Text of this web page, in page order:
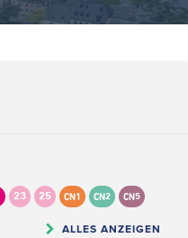
23 25 CN1 CN2 CN5
ALLES ANZEIGEN